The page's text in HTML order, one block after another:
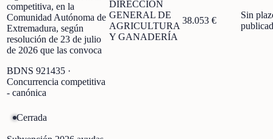
competitiva, en la
Comunidad Autónoma de
Extremadura, según
resolución de 23 de julio
de 2026 que las convoca
BDNS 921435 ·
Concurrencia competitiva
- canónica
DIRECCIÓN
GENERAL DE
AGRICULTURA
Y GANADERÍA
38.053 €
Sin
Cerrada